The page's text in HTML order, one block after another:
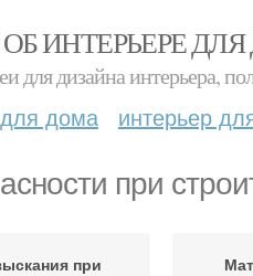
ИНТЕРЬЕРЕ
для дизайна интерьера,
дома интерьер
при
при